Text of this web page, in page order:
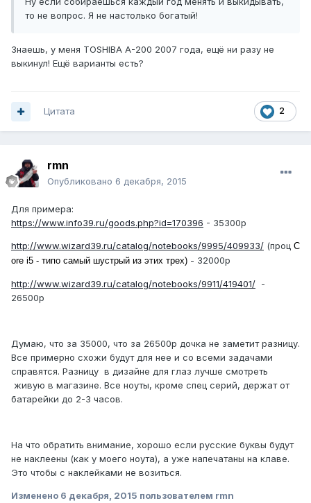
то не вопрос. Я не настолько богатый!
Знаешь, у меня TOSHIBA A-200 2007 года, ещё ни разу не
выкинул! Ещё варианты есть?
2
Цитата
rmn
Опубликовано 6 декабря, 2015
Для примера:
https://www.info39.ru/goods.php?id=170396 - 35300р
http://www.wizard39.ru/catalog/notebooks/9995/409933/ (проц C
ore i5 - типо самый шустрый из этих трех) - 32000р
http://www.wizard39.ru/catalog/notebooks/9911/419401/ -
26500р
Думаю, что за 35000, что за 26500р дочка не заметит разницу.
Все примерно схожи будут для нее и со всеми задачами
справятся. Разницу в дизайне для глаз лучше смотреть
живую в магазине. Все ноуты, кроме спец серий, держат от
батарейки до 2-3 часов.
На что обратить внимание, хорошо если русские буквы будут
не наклеены (как у моего ноута), а уже напечатаны на клаве.
Это чтобы с наклейками не возиться.
Изменено 6 декабря, 2015 пользователем rmn